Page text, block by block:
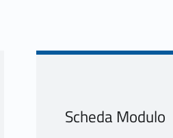
Scheda Modulo